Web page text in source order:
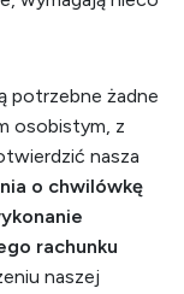
potrzebne żadne
osobistym, z
nasza
o chwilówkę
rachunku
naszej